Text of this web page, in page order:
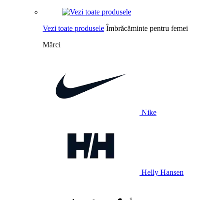
Vezi toate produsele Îmbrăcăminte pentru femei
Mărci
Nike
Helly Hansen